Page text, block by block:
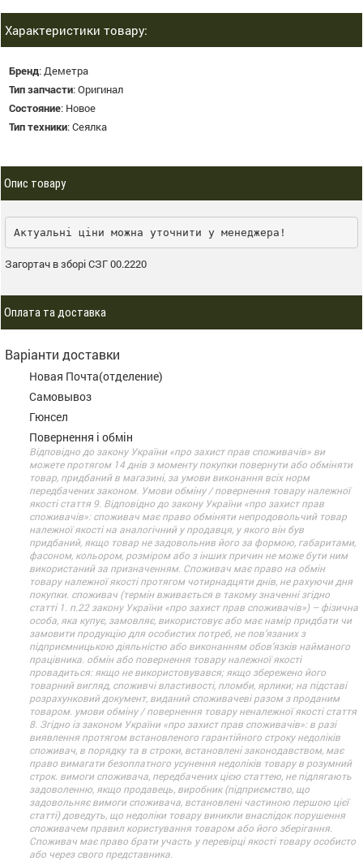
Характеристики товару:
Бренд:Деметра
Тип запчасти:Оригинал
Состояние: Новое
Тип техники:Сеялка
Опис товару
Актуальні ціни можна уточнити у менеджера!
Загортач в зборі СЗГ 00.2220
Оплата та доставка
Варіанти доставки
Новая Почта(отделение)
Самовывоз
Гюнсел
Повернення і обмін
Відповідно до закону України «про захист прав споживачів» ви
можете протягом 14 днів з моменту покупки повернути або обміняти
товар, придбаний в магазині, за умови виконання всіх норм
передбачених законом. Умови обміну / повернення товару належної
якості стаття 9. Відповідно до закону України «про захист прав
споживачів»: споживач має право обміняти непродовольчий товар
належної якості на аналогічний у продавця, у якого він був
придбаний, якщо товар не задовольнив його за формою, габаритами,
фасоном, кольором, розміром або з інших причин не може бути ним
використаний за призначенням. Споживач має право на обмін
товару належної якості протягом чотирнадцяти днів, не рахуючи дня
покупки. споживач (термін вживається в такому значенні згідно
статті 1. п.22 закону України «про захист прав споживачів») – фізична
особа, яка купує, замовляє, використовує або має намір придбати чи
замовити продукцію для особистих потреб, не пов’язаних з
підприємницькою діяльністю або виконанням обов’язків найманого
працівника. обмін або повернення товару належної якості
провадиться: якщо не використовувався; якщо збережено його
товарний вигляд, споживчі властивості, пломби, ярлики; на підставі
розрахунковий документ, виданий споживачеві разом з проданим
товаром. умови обміну / повернення товару неналежної якості стаття
8. Згідно із законом України «про захист прав споживачів»: в разі
виявлення протягом встановленого гарантійного строку недоліків
споживач, в порядку та в строки, встановлені законодавством, має
право вимагати безоплатного усунення недоліків товару в розумний
строк. вимоги споживача, передбачених цією статтею, не підлягають
задоволенню, якщо продавець, виробник (підприємство, що
задовольняє вимоги споживача, встановлені частиною першою цієї
статті) доведуть, що недоліки товару виникли внаслідок порушення
споживачем правил користування товаром або його зберігання.
Споживач має право брати участь у перевірці якості товару особисто
або через свого представника.